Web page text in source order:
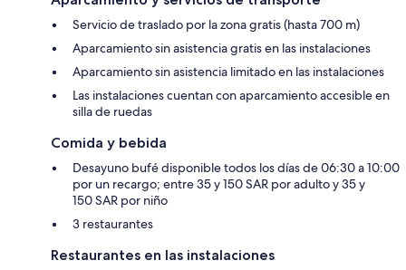
Servicio de traslado por la zona gratis (hasta 700 m)
Aparcamiento sin asistencia gratis en las instalaciones
Aparcamiento sin asistencia limitado en las instalaciones
Las instalaciones cuentan con aparcamiento accesible en
silla de ruedas
Comida y bebida
Desayuno bufé disponible todos los días de 06:30 a 10:00
por un recargo; entre 35 y 150 SAR por adulto y 35 y
150 SAR por niño
3 restaurantes
Restaurantes en las instalaciones